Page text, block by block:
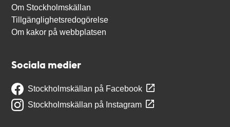
Om Stockholmskällan
Tillgänglighetsredogörelse
Om kakor på webbplatsen
Sociala medier
Stockholmskällan på Facebook
Stockholmskällan på Instagram